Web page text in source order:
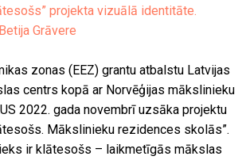
projekta vizuālā identitāte.
Grāvere
zonas (EEZ) grantu atbalstu Latvijas
centrs kopā ar Norvēģijas mākslinieku
2022. gada novembrī uzsāka projektu
Mākslinieku rezidences skolās”.
ir klātesošs – laikmetīgās mākslas